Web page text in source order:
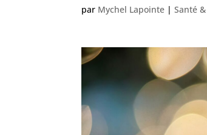
par Mychel Lapointe |Santé